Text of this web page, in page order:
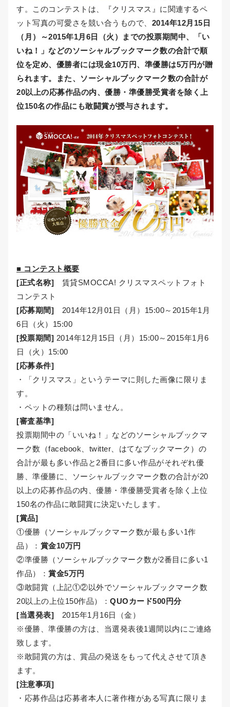
す。このコンテストは、『クリスマス』に関連するペ
ット写真の可愛さを競い合うもので、 2014年12月15日
（月）～2015年1月6日（火）までの投票期間中、「い
いね！」などのソーシャルブックマーク数の合計で順
位を定め、優勝者には現金10万円、準優勝は5万円が贈
られます。また、ソーシャルブックマーク数の合計が
20以上の応募作品の内、優勝・準優勝受賞者を除く上
位150名の作品にも敢闘賞が授与されます。
■ コンテスト概要
[正式名称] 賃貸SMOCCA! クリスマスペットフォト
コンテスト
[応募期間] 2014年12月01日（月）15:00～2015年1月
6日（火）15:00
[投票期間] 2014年12月15日（月）15:00～2015年1月6
日（火）15:00
[応募条件]
・「クリスマス」というテーマに則した画像に限りま
す。
・ペットの種類は問いません。
[審査基準]
投票期間中の「いいね！」などのソーシャルブックマ
ーク数（facebook、twitter、はてなブックマーク）の
合計が最も多い作品と2番目に多い作品がそれぞれ優
勝、準優勝に、ソーシャルブックマーク数の合計が20
以上の応募作品の内、優勝・準優勝受賞者を除く上位
150名の作品に敢闘賞に決定いたします。
[賞品]
①優勝（ソーシャルブックマーク数が最も多い1作
品）： 賞金10万円
②準優勝（ソーシャルブックマーク数が2番目に多い1
作品）： 賞金5万円
③敢闘賞（上記①②以外でソーシャルブックマーク数
20以上の上位150作品）： QUOカード500円分
[当選発表] 2015年1月16日（金）
※優勝、準優勝の方は、当選発表後1週間以内にご連絡
致します。
※敢闘賞の方は、賞品の発送をもって代えさせて頂き
ます。
[注意事項]
・応募作品は応募者本人に著作権がある写真に限りま